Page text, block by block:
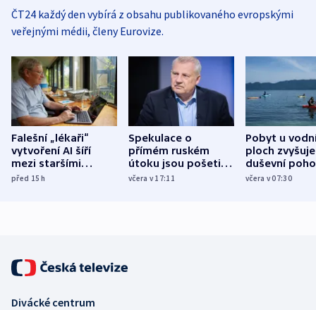
ČT24 každý den vybírá z obsahu publikovaného evropskými
veřejnými médii, členy Eurovize.
Falešní „lékaři“
vytvoření AI šíří
mezi staršími
Poláky nebezpečné
před 15h
Spekulace o
přímém ruském
útoku jsou pošetilé,
míní estonský
včera v 17:11
Pobyt u
ploch zvyšuje
duševní
ukázala
včera v 07:30
Divácké centrum